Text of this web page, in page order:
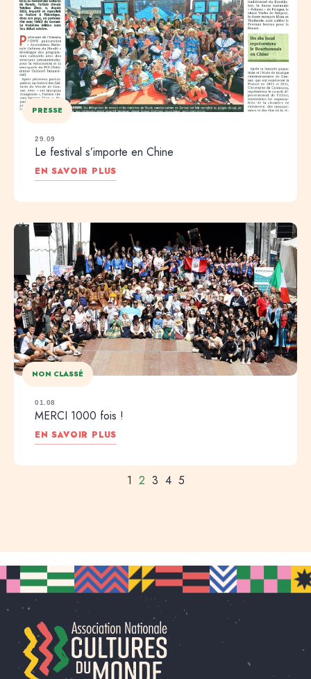
PRESSE
29.09
Le festival s’importe en Chine
EN SAVOIR PLUS
NON CLASSÉ
01.08
MERCI 1000 fois !
EN SAVOIR PLUS
1 2 3 4 5